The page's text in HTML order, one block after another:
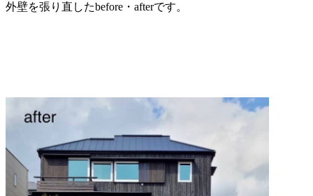
外壁を張り直したbefore・afterです。